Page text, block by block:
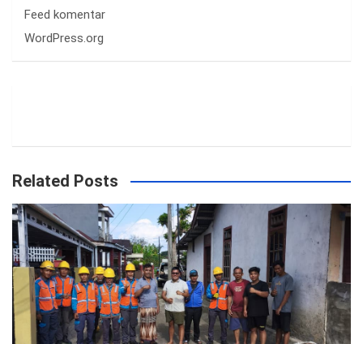
Feed komentar
WordPress.org
Related Posts